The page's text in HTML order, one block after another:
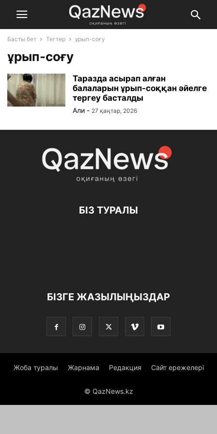
Басты бет Тегтер ұрып-соғу
ұрып-соғу
Таразда асырап алған
балаларын ұрып-соққан әйелге
тергеу басталды
Али - 27 қаңтар, 2026
БІЗ ТУРАЛЫ
БІЗГЕ ЖАЗЫЛЫҢЫЗДАР
Жоба туралы Жарнама Редакция Сайт ережелері
© QazNews.kz